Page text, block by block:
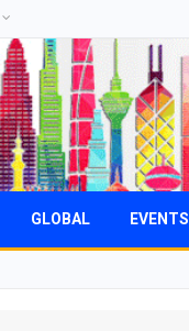
GLOBAL EVENTS